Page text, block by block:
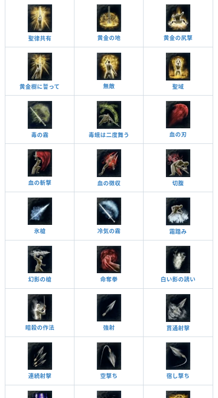
聖律共有 黄金の地 黄金の尻撃
黄金樹に誓って 無敵 聖域
毒の霧 毒蛾は二度舞う 血の刃
血の斬撃 血の徴収 切腹
氷槍 冷気の霧 霜踏み
幻影の槍 命奪拳 白い影の誘い
暗殺の作法 強射 貫通射擊
連続射擊 空撃ち 宿し撃ち